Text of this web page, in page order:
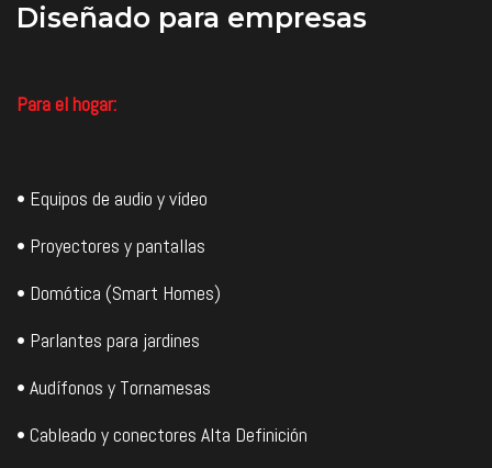
Diseñado para empresas
Para el hogar:
• Equipos de audio y vídeo
• Proyectores y pantallas
• Domótica (Smart Homes)
• Parlantes para jardines
• Audífonos y Tornamesas
• Cableado y conectores Alta Definición